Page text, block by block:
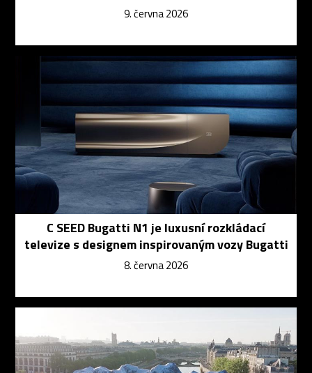
9. června 2026
C SEED Bugatti N1 je luxusní rozkládací
televize s designem inspirovaným vozy Bugatti
8. června 2026